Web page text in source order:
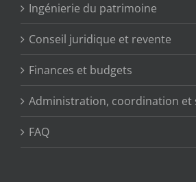
Ingénierie du patrimoine
Conseil juridique et revente
Finances et budgets
Administration, coordination et
FAQ